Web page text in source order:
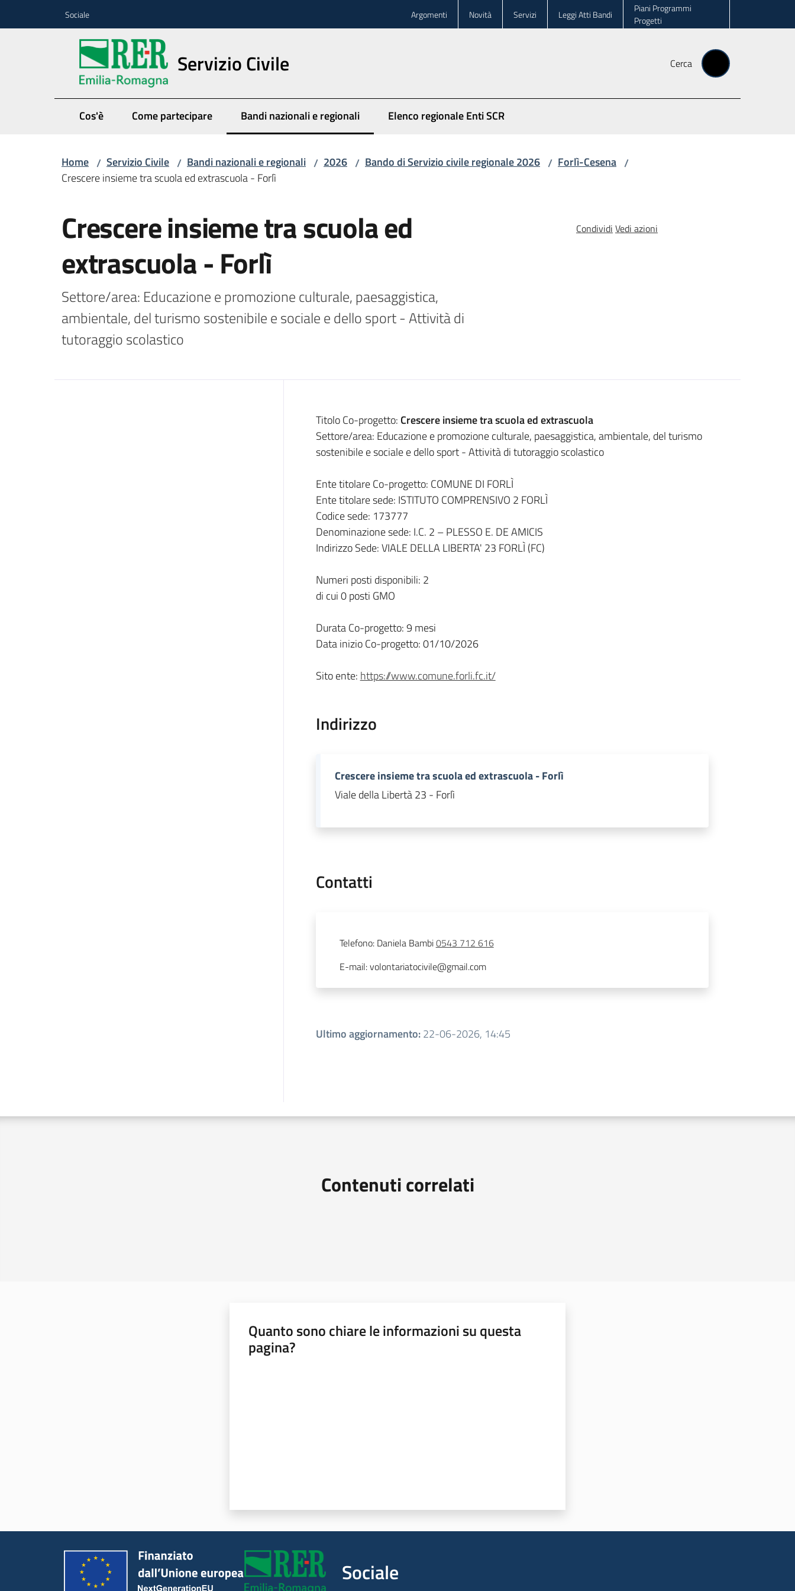
Sociale Argomenti Novità Servizi Leggi Atti Bandi
Piani Programmi
Progetti
Servizio Civile Cerca
Cos'è Come partecipare Bandi nazionali e regionali
Menu selezionato Elenco regionale Enti SCR
Home / Servizio Civile / Bandi nazionali e regionali / 2026 / Bando di Servizio civile regionale 2026 / Forlì-Cesena /
Crescere insieme tra scuola ed extrascuola - Forlì
Crescere insieme tra scuola ed
extrascuola - Forlì
Settore/area: Educazione e promozione culturale, paesaggistica,
ambientale, del turismo sostenibile e sociale e dello sport - Attività di
tutoraggio scolastico
Condividi Vedi azioni
Descrizione
Titolo Co-progetto: Crescere insieme tra scuola ed extrascuola
Settore/area: Educazione e promozione culturale, paesaggistica, ambientale, del turismo
sostenibile e sociale e dello sport - Attività di tutoraggio scolastico
Ente titolare Co-progetto: COMUNE DI FORLÌ
Ente titolare sede: ISTITUTO COMPRENSIVO 2 FORLÌ
Codice sede: 173777
Denominazione sede: I.C. 2 – PLESSO E. DE AMICIS
Indirizzo Sede: VIALE DELLA LIBERTA' 23 FORLÌ (FC)
Numeri posti disponibili: 2
di cui 0 posti GMO
Durata Co-progetto: 9 mesi
Data inizio Co-progetto: 01/10/2026
Sito ente: https://www.comune.forli.fc.it/
Indirizzo
Crescere insieme tra scuola ed extrascuola - Forlì
Viale della Libertà 23 - Forlì
Contatti
Telefono: Daniela Bambi0543 712 616
E-mail:volontariatocivile@gmail.com
Ultimo aggiornamento:22-06-2026, 14:45
Contenuti correlati
Quanto sono chiare le informazioni su questa
pagina?
Sociale